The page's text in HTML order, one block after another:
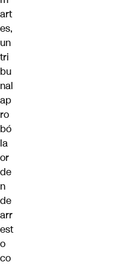
art
es,
un
tri
bu
nal
ap
ro
bó
la
or
de
n
de
arr
est
o
co